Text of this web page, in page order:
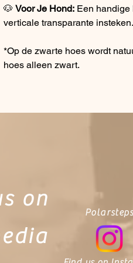
🐶 Voor Je Hond: Een handige
verticale transparante insteken.
*Op de zwarte hoes wordt
hoes alleen zwart.
on